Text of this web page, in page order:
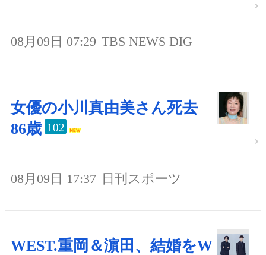
08月09日 07:29 TBS NEWS DIG
女優の小川真由美さん死去
86歳 102
08月09日 17:37 日刊スポーツ
WEST.重岡＆濵田、結婚をW